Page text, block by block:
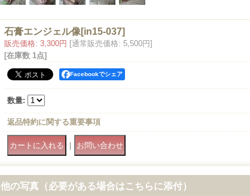
石膏エンジェル像 [in15-037]
販売価格: 3,300円 [通常販売価格: 5,500円]
[在庫数 1点]
Facebookでシェア
数量:
返品特約に関する重要事項
｜
他の写真（必要がある場合はこちらに添付）